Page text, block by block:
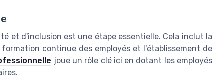
et d'inclusion est une étape essentielle. Cela inclut la
continue des employés et l'établissement de
joue un rôle clé ici en dotant les employés